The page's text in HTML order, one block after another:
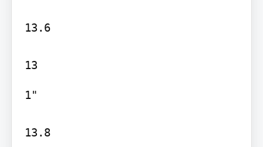
13.6
1"
13.8